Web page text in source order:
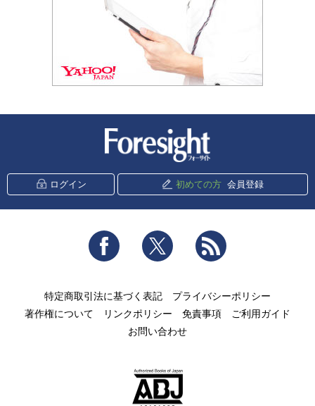
ログイン 初めての方 会員登録
Facebook Twitter
特定商取引法に基づく表記
プライバシーポリシー
著作権について
リンクポリシー 免責事項
ご利用ガイド
お問い合わせ